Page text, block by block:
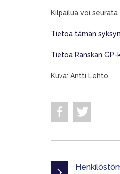
Kilpailua voi
Tietoa tämän
Tietoa Ranskan GP-
Kuva: Antti Lehto